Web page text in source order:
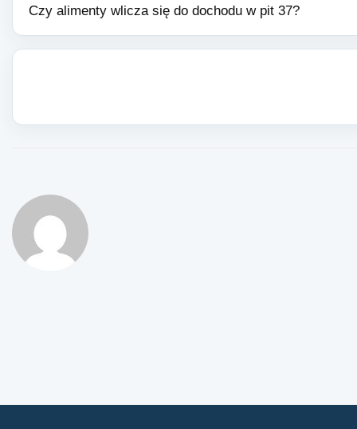
Czy alimenty wlicza się do dochodu w pit 37?